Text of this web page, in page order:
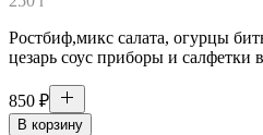
Ростбиф,микс салата, огурцы
цезарь соус приборы и салфетки
850 ₽
В корзину